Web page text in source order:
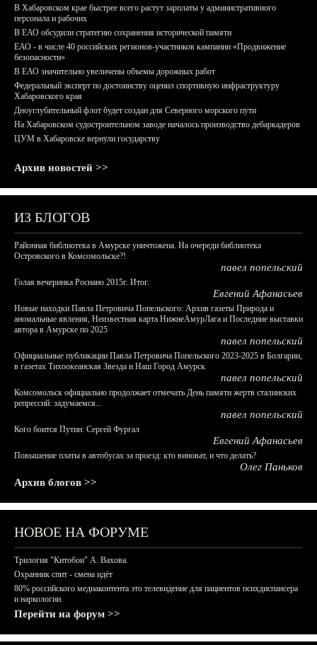
В Хабаровском крае быстрее всего растут зарплаты у административного
персонала и рабочих
В ЕАО обсудили стратегию сохранения исторической памяти
ЕАО - в числе 40 российских регионов-участников кампании «Продвижение
безопасности»
В ЕАО значительно увеличены объемы дорожных работ
Федеральный эксперт по достоинству оценил спортивную инфраструктуру
Хабаровского края
Дноуглубительный флот будет создан для Северного морского пути
На Хабаровском судостроительном заводе началось производство дебаркадеров
ЦУМ в Хабаровске вернули государству
Архив новостей >>
ИЗ БЛОГОВ
Районная библиотека в Амурске уничтожена. На очереди библиотека
Островского в Комсомольске?!
павел попельский
Голая вечеринка Роснано 2015г. Итог.
Евгений Афанасьев
Новые находки Павла Петровича Попельского: Архив газеты Природа и
аномальные явления, Неизвестная карта НижнеАмурЛага и Последние выставки
автора в Амурске по 2025
павел попельский
Официальные публикации Павла Петровича Попельского 2023-2025 в Болгарии,
в газетах Тихоокеанская Звезда и Наш Город Амурск
павел попельский
Комсомольск официально продолжает отмечать День памяти жертв сталинских
репрессий: задумаемся...
павел попельский
Кого боится Путин: Сергей Фургал
Евгений Афанасьев
Повышение платы в автобусах за проезд: кто виноват, и что делать?
Олег Паньков
Архив блогов >>
НОВОЕ НА ФОРУМЕ
Трилогия "Китобои" А. Вахова.
Охранник спит - смена идёт
80% российского медиаконтента это телевидение для пациентов психдиспансера
и наркологии.
Перейти на форум >>